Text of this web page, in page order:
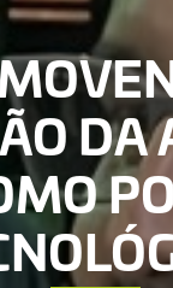
DA